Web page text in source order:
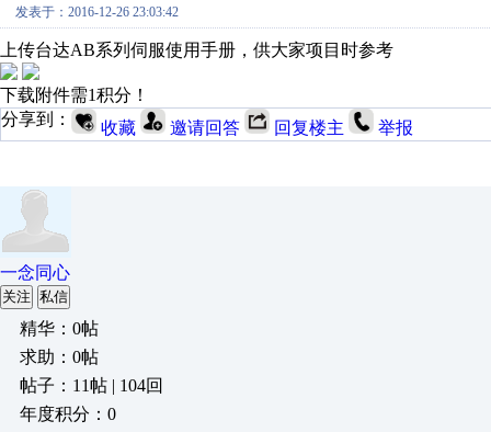
发表于：2016-12-26 23:03:42
上传台达AB系列伺服使用手册，供大家项目时参考
下载附件需1积分！
分享到：
收藏 邀请回答 回复楼主 举报
一念同心
关注 私信
精华：0帖
求助：0帖
帖子：11帖 | 104回
年度积分：0